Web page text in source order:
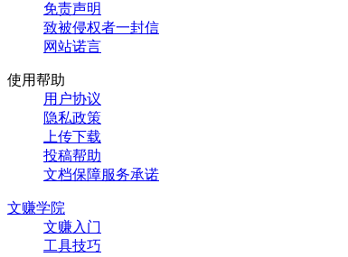
免责声明
致被侵权者一封信
网站诺言
使用帮助
用户协议
隐私政策
上传下载
投稿帮助
文档保障服务承诺
文赚学院
文赚入门
工具技巧